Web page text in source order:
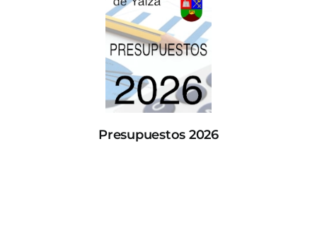
Presupuestos 2026